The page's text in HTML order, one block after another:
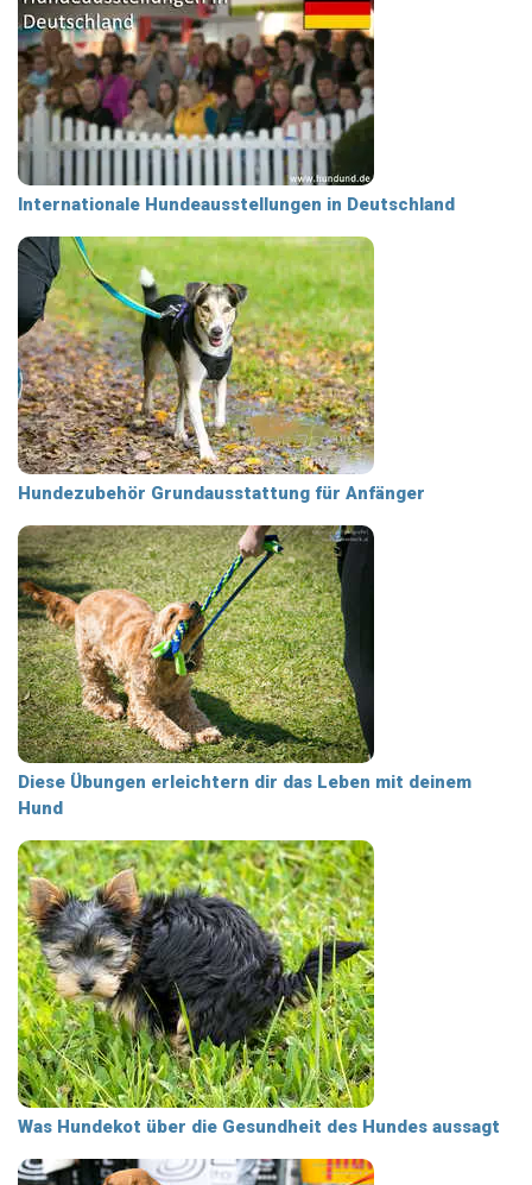
Internationale Hundeausstellungen in Deutschland
Hundezubehör Grundausstattung für Anfänger
Diese Übungen erleichtern dir das Leben mit deinem
Hund
Was Hundekot über die Gesundheit des Hundes aussagt